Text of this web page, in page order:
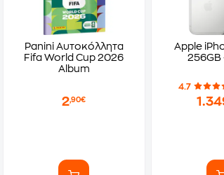
Panini Αυτοκόλλητα
Fifa World Cup 2026
Album
2,90€
Apple
256GB
4.7